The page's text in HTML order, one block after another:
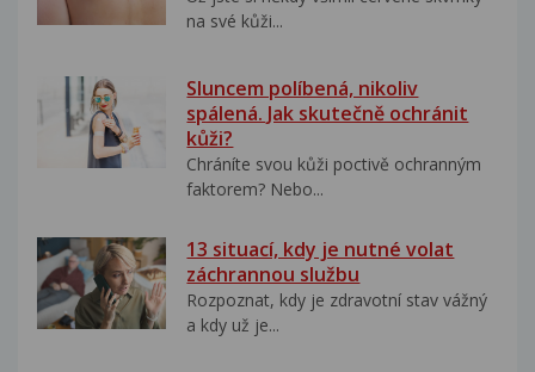
na své kůži...
Sluncem políbená, nikoliv
spálená. Jak skutečně ochránit
kůži?
Chráníte svou kůži poctivě ochranným
faktorem? Nebo...
13 situací, kdy je nutné volat
záchrannou službu
Rozpoznat, kdy je zdravotní stav vážný
a kdy už je...